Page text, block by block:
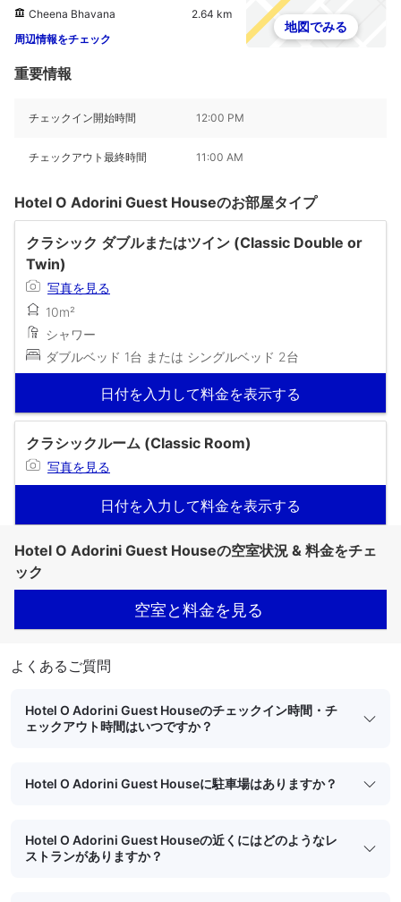
Cheena Bhavana
2.64 km
周辺情報をチェック
地図でみる
重要情報
チェックイン開始時間 12:00 PM
チェックアウト最終時間 11:00 AM
Hotel O Adorini Guest Houseのお部屋タイプ
クラシック ダブルまたはツイン (Classic Double or
Twin)
写真を見る
10m²
シャワー
ダブルベッド 1台 または シングルベッド 2台
日付を入力して料金を表示する
クラシックルーム (Classic Room)
写真を見る
日付を入力して料金を表示する
Hotel O Adorini Guest Houseの空室状況 & 料金をチェ
ック
空室と料金を見る
よくあるご質問
Hotel O Adorini Guest Houseのチェックイン時間・チ
ェックアウト時間はいつですか？
Hotel O Adorini Guest Houseに駐車場はありますか？
Hotel O Adorini Guest Houseの近くにはどのようなレ
ストランがありますか？